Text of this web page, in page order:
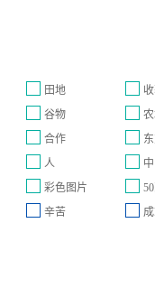
田地
谷物
合作
人
彩色图片
辛苦